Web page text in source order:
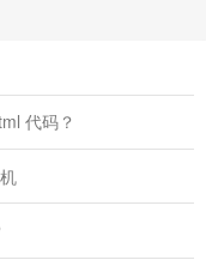
代码？